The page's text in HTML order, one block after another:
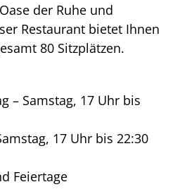
der Ruhe und
Restaurant bietet Ihnen
80 Sitzplätzen.
– Samstag, 17 Uhr bis
17 Uhr bis 22:30
Feiertage